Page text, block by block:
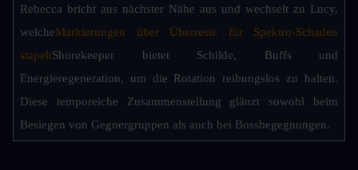
Rebecca bricht aus nächster Nähe aus und wechselt zu Lucy,
welcheMarkierungen über Überreste für Spektro-Schaden
stapeltShorekeeper bietet Schilde, Buffs und
Energieregeneration, um die Rotation reibungslos zu halten.
Diese temporeiche Zusammenstellung glänzt sowohl beim
Besiegen von Gegnergruppen als auch bei Bossbegegnungen.